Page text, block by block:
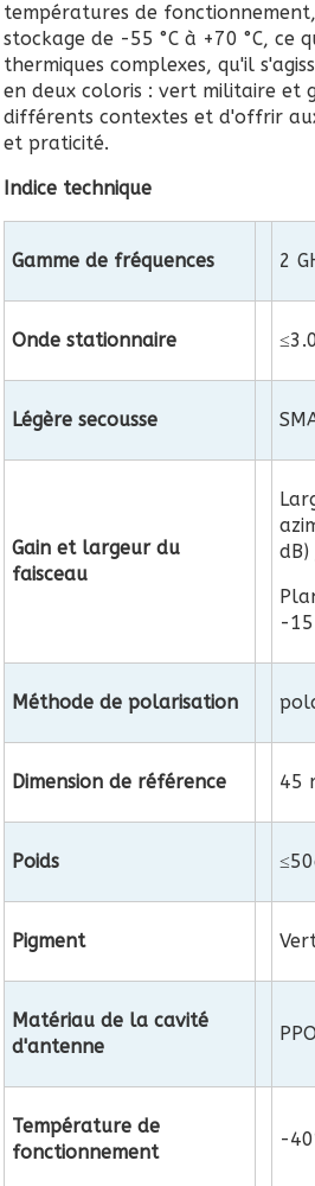
températures de
stockage de -55 °C à +70 °C, ce
thermiques complexes, qu'il
en deux coloris : vert militaire et
différents contextes et d'offrir
et praticité.
Indice technique
Gamme de fréquences 2
Onde stationnaire
Légère secousse
Gain et largeur du
faisceau
dB)
-
Méthode de polarisation
Dimension de référence 45
Poids
Pigment
Matériau de la cavité
d'antenne
PPO
Température de
fonctionnement
-